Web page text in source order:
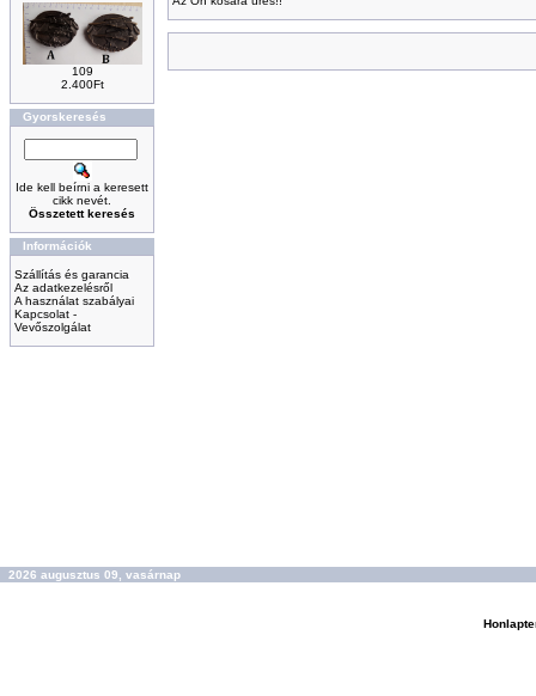
109
2.400Ft
Gyorskeresés
Ide kell beírni a keresett
cikk nevét.
Összetett keresés
Információk
Szállítás és garancia
Az adatkezelésről
A használat szabályai
Kapcsolat -
Vevőszolgálat
2026 augusztus 09, vasárnap